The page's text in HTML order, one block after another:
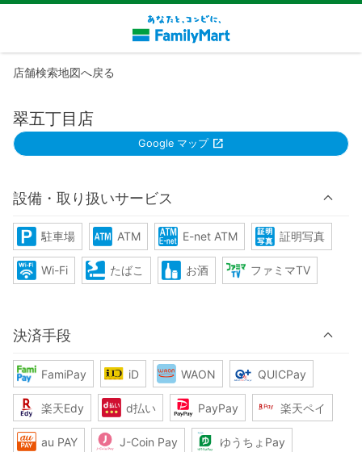
店舗検索地図へ戻る
翠五丁目店
Google マップ
設備・取り扱いサービス
駐車場 ATM E-net ATM 証明写真
Wi-Fi たばこ お酒 ファミマTV
決済手段
FamiPay iD WAON QUICPay
楽天Edy d払い PayPay 楽天ペイ
au PAY J-Coin Pay ゆうちょPay